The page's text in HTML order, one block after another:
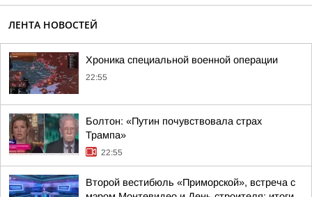
ЛЕНТА НОВОСТЕЙ
Хроника специальной военной операции
22:55
Болтон: «Путин почувствовала страх
Трампа»
22:55
Второй вестибюль «Приморской», встреча с